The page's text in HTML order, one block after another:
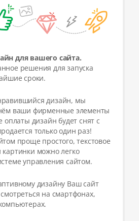
для вашего сайта.
решения для запуска
сроки.
дизайн, мы
ваши фирменные элементы
оплаты дизайн будет снят с
только один раз!
проще простого, текстовое
можно легко
управления сайтом.
дизайну Ваш сайт
на смартфонах,